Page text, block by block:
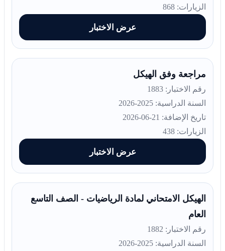
الزيارات: 868
عرض الاختبار
مراجعة وفق الهيكل
رقم الاختبار: 1883
السنة الدراسية: 2025-2026
تاريخ الإضافة: 21-06-2026
الزيارات: 438
عرض الاختبار
الهيكل الامتحاني لمادة الرياضيات - الصف التاسع
العام
رقم الاختبار: 1882
السنة الدراسية: 2025-2026